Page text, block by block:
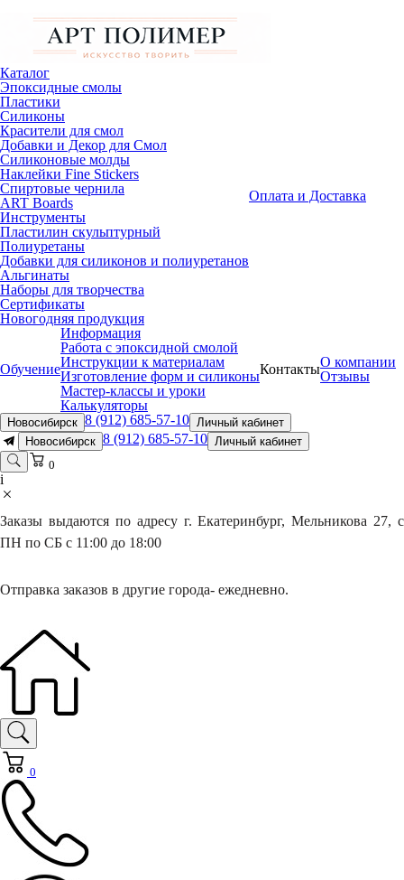
Каталог
Эпоксидные смолы
Пластики
Силиконы
Красители для смол
Добавки и Декор для Смол
Силиконовые молды
Наклейки Fine Stickers
Спиртовые чернила
ART Boards
Инструменты
Пластилин скульптурный
Полиуретаны
Добавки для силиконов и полиуретанов
Альгинаты
Наборы для творчества
Сертификаты
Новогодняя продукция
Оплата и Доставка
Обучение
Информация
Работа с эпоксидной смолой
Инструкции к материалам
Изготовление форм и силиконы
Мастер-классы и уроки
Калькуляторы
КонтактыО компании
Отзывы
Новосибирск 8 (912) 685-57-10 Личный кабинет
Новосибирск 8 (912) 685-57-10 Личный кабинет
0
i
Заказы выдаются по адресу г. Екатеринбург, Мельникова 27, с
ПН по СБ с 11:00 до 18:00
Отправка заказов в другие города- ежедневно.
0